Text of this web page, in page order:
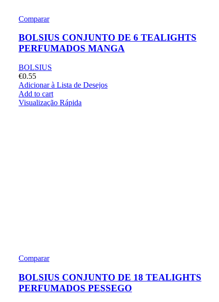
Comparar
BOLSIUS CONJUNTO DE 6 TEALIGHTS
PERFUMADOS MANGA
BOLSIUS
€0.55
Adicionar à Lista de Desejos
Add to cart
Visualização Rápida
Comparar
BOLSIUS CONJUNTO DE 18 TEALIGHTS
PERFUMADOS PESSEGO